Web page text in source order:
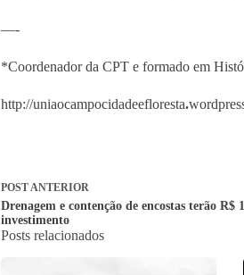
—-
*Coordenador da CPT e formado em
http://uniaocampocidadeefloresta.
POSTANTERIOR
Drenagem e contenção de encostas terão R$
investimento
Posts relacionados